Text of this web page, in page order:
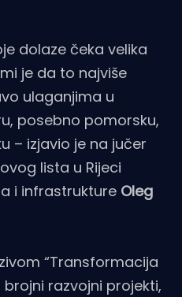
dolaze čeka velika
je da to najviše
ulaganjima u
posebno pomorsku,
– izjavio je na jučer
lista u Rijeci
i infrastrukture Oleg
“Transformacija
brojni razvojni projekti,